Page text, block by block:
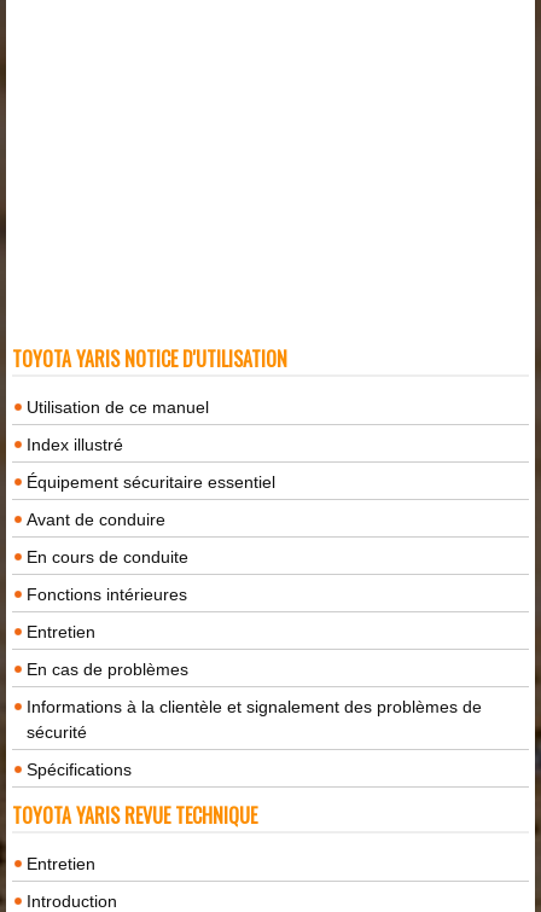
TOYOTA YARIS NOTICE D'UTILISATION
Utilisation de ce manuel
Index illustré
Équipement sécuritaire essentiel
Avant de conduire
En cours de conduite
Fonctions intérieures
Entretien
En cas de problèmes
Informations à la clientèle et signalement des problèmes de
sécurité
Spécifications
TOYOTA YARIS REVUE TECHNIQUE
Entretien
Introduction